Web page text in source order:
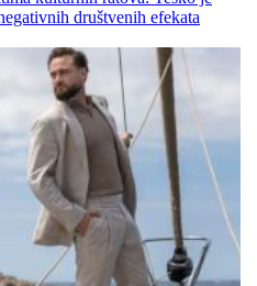
društvenih efekata